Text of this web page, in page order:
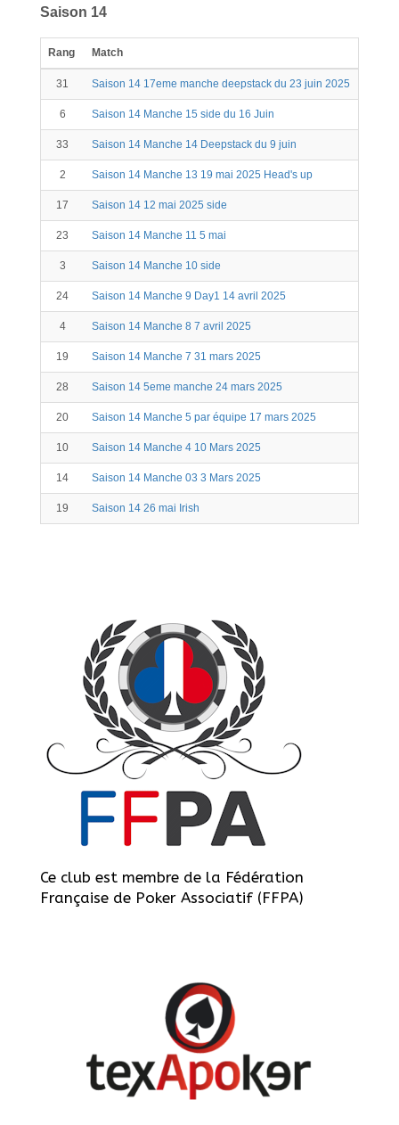
Saison 14
Rang Match
31 Saison 14 17eme manche deepstack du 23 juin 2025
6 Saison 14 Manche 15 side du 16 Juin
33 Saison 14 Manche 14 Deepstack du 9 juin
2 Saison 14 Manche 13 19 mai 2025 Head's up
17 Saison 14 12 mai 2025 side
23 Saison 14 Manche 11 5 mai
3 Saison 14 Manche 10 side
24 Saison 14 Manche 9 Day1 14 avril 2025
4 Saison 14 Manche 8 7 avril 2025
19 Saison 14 Manche 7 31 mars 2025
28 Saison 14 5eme manche 24 mars 2025
20 Saison 14 Manche 5 par équipe 17 mars 2025
10 Saison 14 Manche 4 10 Mars 2025
14 Saison 14 Manche 03 3 Mars 2025
19 Saison 14 26 mai Irish
Ce club est membre de la Fédération
Française de Poker Associatif (FFPA)